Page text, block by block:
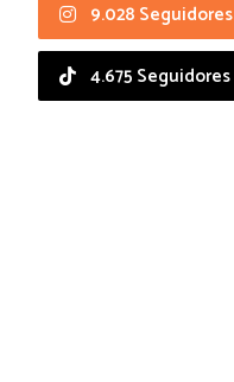
9.028 Seguidores
4.675 Seguidores